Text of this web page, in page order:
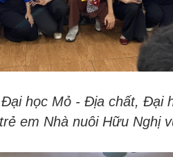
học Mỏ - Địa chất, Đại
em Nhà nuôi Hữu Nghị